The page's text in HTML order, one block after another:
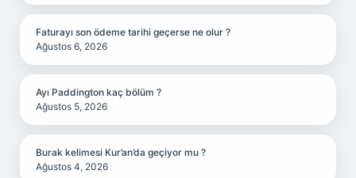
Faturayı son ödeme tarihi geçerse ne olur ?
Ağustos 6, 2026
Ayı Paddington kaç bölüm ?
Ağustos 5, 2026
Burak kelimesi Kur’an’da geçiyor mu ?
Ağustos 4, 2026